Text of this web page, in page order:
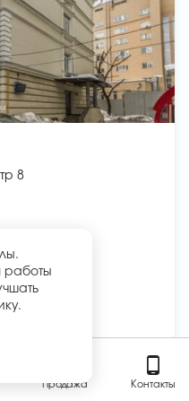
8
Продажа Контакты
работы